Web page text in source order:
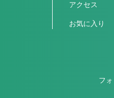
アクセス
お気に入り
フ